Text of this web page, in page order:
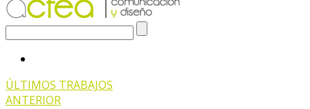
ÚLTIMOS TRABAJOS
ANTERIOR